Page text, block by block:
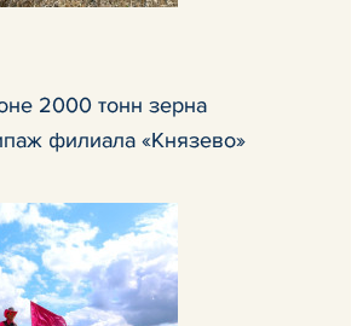
2000 тонн зерна
филиала «Князево»